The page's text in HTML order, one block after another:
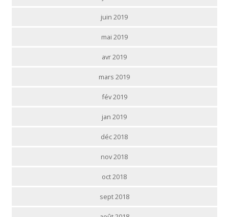
juin 2019
mai 2019
avr 2019
mars 2019
fév 2019
jan 2019
déc 2018
nov 2018
oct 2018
sept 2018